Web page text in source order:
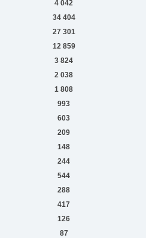
4 042
34 404
27 301
12 859
3 824
2 038
1 808
993
603
209
148
244
544
288
417
126
87